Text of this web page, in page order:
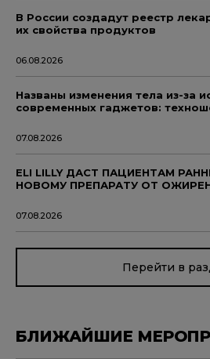
В России создадут реестр
их свойства продуктов
06.08.2026
Названы изменения тела из-за
современных гаджетов:
07.08.2026
ELI LILLY ДАСТ ПАЦИЕНТАМ
НОВОМУ ПРЕПАРАТУ ОТ
07.08.2026
Перейти в
БЛИЖАЙШИЕ